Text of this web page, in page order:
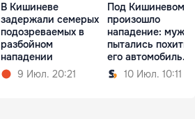
В Кишиневе
задержали семерых
подозреваемых в
разбойном
нападении
9 Июл. 20:21
Под Кишиневом
произошло
нападение:
пытались
его автомобиль
сожгли10 Июл. 10:11